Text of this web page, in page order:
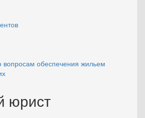
вопросам обеспечения жильем
юрист